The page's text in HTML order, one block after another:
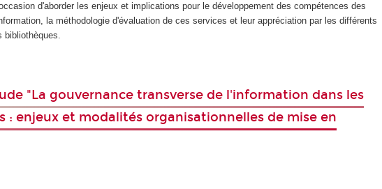
d'aborder les enjeux et implications pour le développement des compétences des
la méthodologie d'évaluation de ces services et leur appréciation par les différents
bibliothèques.
"La gouvernance transverse de l'information dans les
: enjeux et modalités organisationnelles de mise en